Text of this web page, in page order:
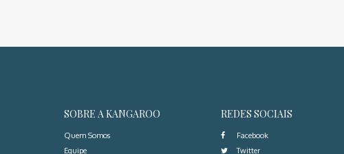
SOBRE A KANGAROO
Quem Somos
Equipe
REDES SOCIAIS
Facebook
Twitter